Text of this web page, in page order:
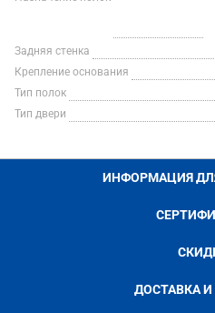
Задняя стенка
Крепление основания
Тип полок
Тип двери
ИНФОРМАЦИЯ
ДОСТАВКА